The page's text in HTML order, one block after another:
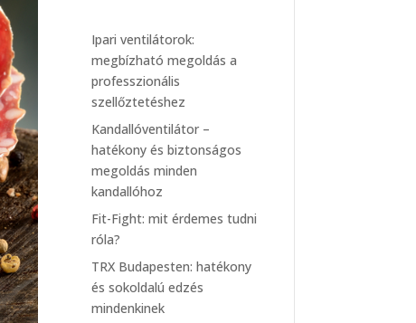
Ipari ventilátorok:
megbízható megoldás a
professzionális
szellőztetéshez
Kandallóventilátor –
hatékony és biztonságos
megoldás minden
kandallóhoz
Fit-Fight: mit érdemes tudni
róla?
TRX Budapesten: hatékony
és sokoldalú edzés
mindenkinek